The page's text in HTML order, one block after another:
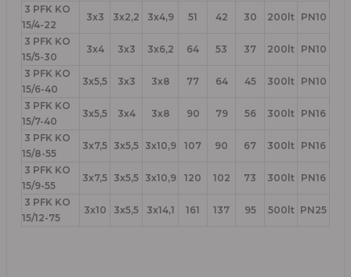
3 PFK KO
15/4-22
3x3 3x2,2 3x4,9 51 42 30 200lt PN10
3 PFK KO
15/5-30
3x4 3x3 3x6,2 64 53 37 200lt PN10
3 PFK KO
15/6-40
3x5,5 3x3 3x8 77 64 45 300lt PN10
3 PFK KO
15/7-40
3x5,5 3x4 3x8 90 79 56 300lt PN16
3 PFK KO
15/8-55
3x7,5 3x5,5 3x10,9 107 90 67 300lt PN16
3 PFK KO
15/9-55
3x7,5 3x5,5 3x10,9 120 102 73 300lt PN16
3 PFK KO
15/12-75
3x10 3x5,5 3x14,1 161 137 95 500lt PN25